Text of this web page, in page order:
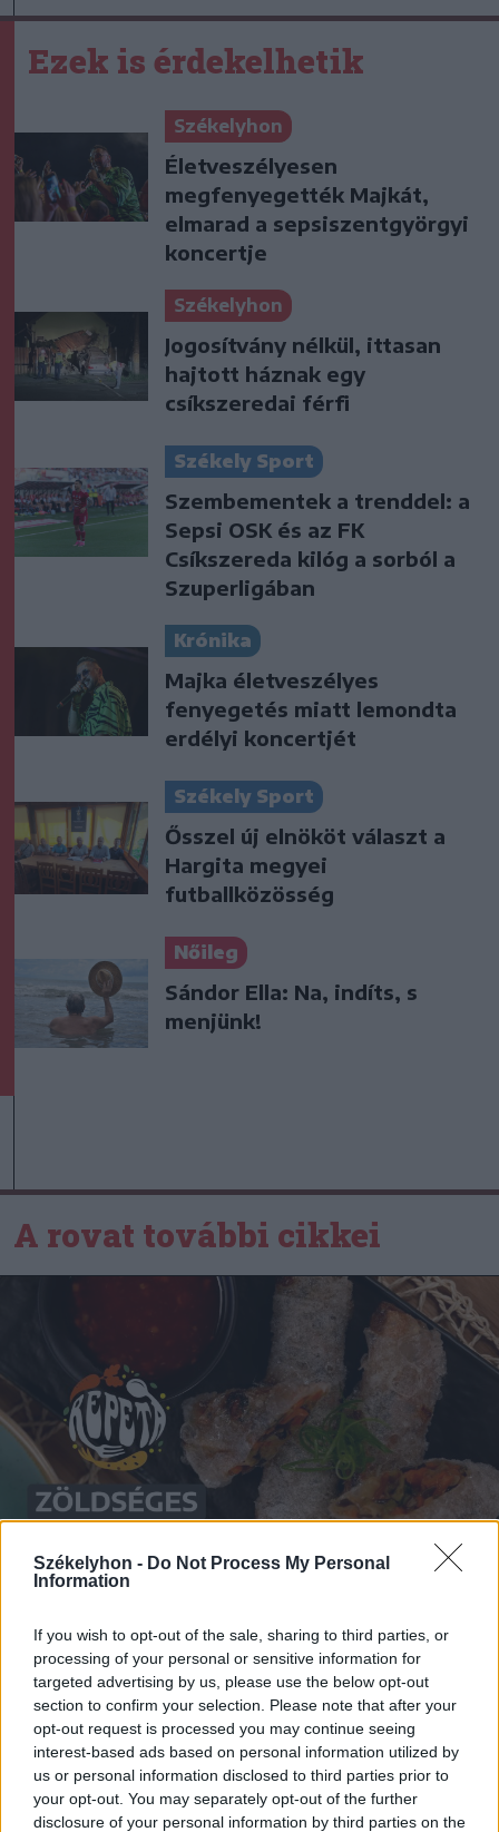
Székelyhon - Do Not Process My Personal
Information
If you wish to opt-out of the sale, sharing to third parties, or
processing of your personal or sensitive information for
targeted advertising by us, please use the below opt-out
section to confirm your selection. Please note that after your
opt-out request is processed you may continue seeing
interest-based ads based on personal information utilized by
us or personal information disclosed to third parties prior to
your opt-out. You may separately opt-out of the further
disclosure of your personal information by third parties on the
Ezek is érdekelhetik
Székelyhon
Életveszélyesen
megfenyegették Majkát,
elmarad a sepsiszentgyörgyi
koncertje
Székelyhon
Jogosítvány nélkül, ittasan
hajtott háznak egy
csíkszeredai férfi
Székely Sport
Szembementek a trenddel: a
Sepsi OSK és az FK
Csíkszereda kilóg a sorból a
Szuperligában
Krónika
Majka életveszélyes
fenyegetés miatt lemondta
erdélyi koncertjét
Székely Sport
Ősszel új elnököt választ a
Hargita megyei
futballközösség
Nőileg
Sándor Ella: Na, indíts, s
menjünk!
A rovat további cikkei
2026. augusztus 05., szerda
Zöldséges tekercs – videó